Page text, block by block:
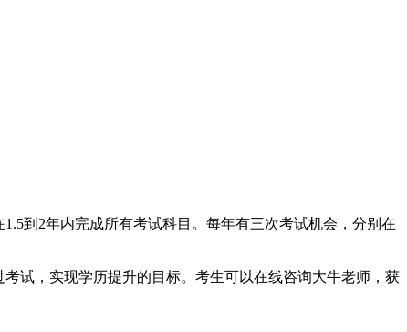
到2年内完成所有考试科目。每年有三次考试机会，分别在
试，实现学历提升的目标。考生可以在线咨询大牛老师，获